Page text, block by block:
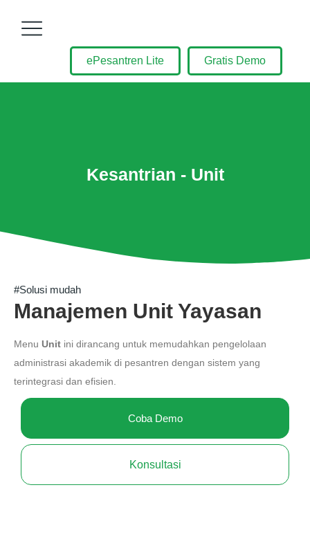
ePesantren Lite Gratis Demo
Kesantrian - Unit
#Solusi mudah
Manajemen Unit Yayasan
Menu Unit ini dirancang untuk memudahkan pengelolaan
administrasi akademik di pesantren dengan sistem yang
terintegrasi dan efisien.
Coba Demo
Konsultasi